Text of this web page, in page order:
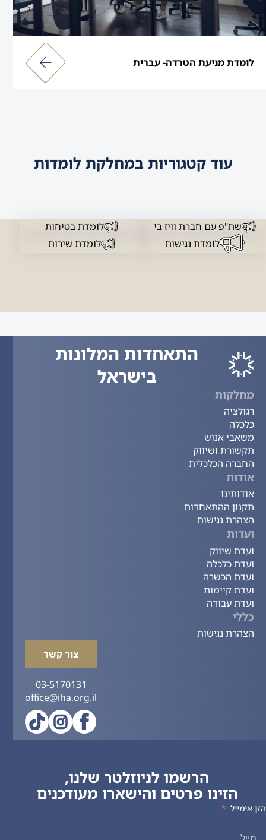
לומדת מניעת הטרדה- עברית
עוד קטגוריות במחלקת לומדות
שת"פ עם חברת וויז בי
לומדת בטיחות
לומדת נגישות
לומדת שירות
התאחדות המלונות
בישראל
מחלקות
רגולציה
כלכלה
משאבי אנוש
תקשורת ושיווק
החברה הכלכלית
אודות
אודותינו
תקנון ההתאחדות
הצהרת נגישות
ועדות
ועדת שיווק
ועדת כלכלה
ועדת הכשרה
ועדת קיימות
ועדת עבודה
כללי
הצהרת נגישות
צור קשר
03-5170131
office@iha.org.il
הרשמו לניוזלטר שלנו,
הזינו פרטים והישארו מעודכנים
הזן אימייל